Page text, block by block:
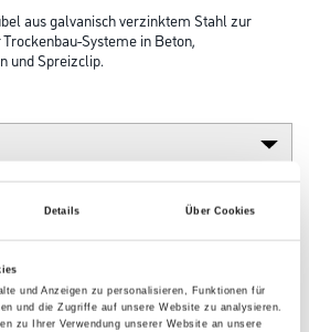
Details Über Cookies
und Anzeigen zu personalisieren, Funktionen für
und die Zugriffe auf unsere Website zu analysieren.
zu Ihrer Verwendung unserer Website an unsere
aus galvanisch verzinktem Stahl zur
Systeme in Beton,
und Spreizclip.